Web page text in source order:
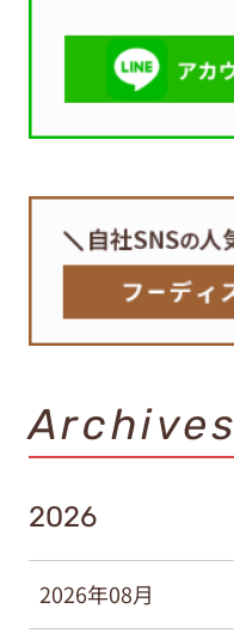
Archives
2026
2026年08月